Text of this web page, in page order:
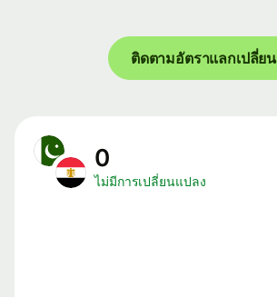
ติดตามอัตราแลกเปลี่ยน
0
ไม่มีการเปลี่ยนแปลง